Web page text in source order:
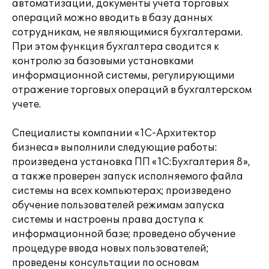
автоматизации, документы учета торговых
операций можно вводить в базу данных
сотрудникам, не являющимися бухгалтерами.
При этом функция бухгалтера сводится к
контролю за базовыми установками
информационной системы, регулирующими
отражение торговых операций в бухгалтерском
учете.
Специалисты компании «1С-Архитектор
бизнеса» выполнили следующие работы:
произведена установка ПП «1С:Бухгалтерия 8»,
а также проверен запуск исполняемого файла
системы на всех компьютерах; произведено
обучение пользователей режимам запуска
системы и настроены права доступа к
информационной базе; проведено обучение
процедуре ввода новых пользователей;
проведены консультации по основам